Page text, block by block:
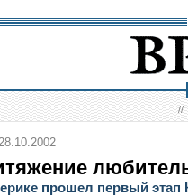
//
прошел первый этап